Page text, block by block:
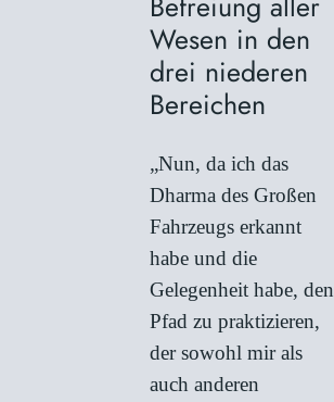
Wesen in den
drei niederen
Bereichen
„Nun, da ich das
Dharma des Großen
Fahrzeugs erkannt
habe und die
Gelegenheit habe, den
Pfad zu praktizieren,
der sowohl mir als
auch anderen